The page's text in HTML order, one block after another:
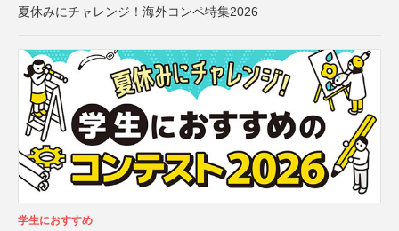
夏休みにチャレンジ！海外コンペ特集2026
学生におすすめ